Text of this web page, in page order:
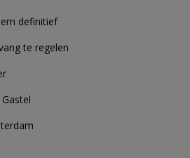
definitief
te regelen